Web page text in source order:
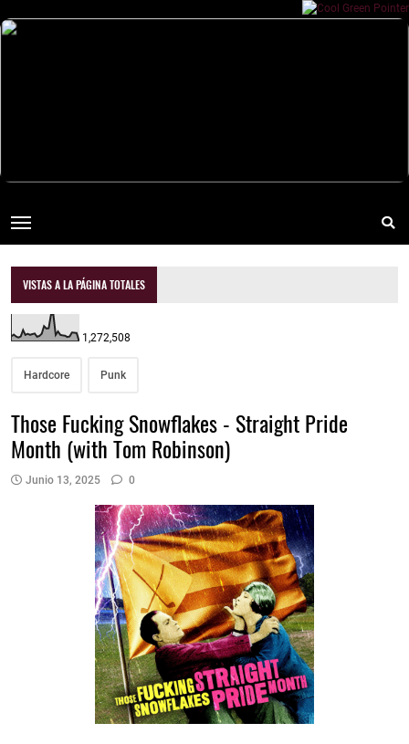
VISTAS A LA PÁGINA TOTALES
1,272,508
Hardcore Punk
Those Fucking Snowflakes - Straight Pride
Month (with Tom Robinson)
Junio 13, 2025 0